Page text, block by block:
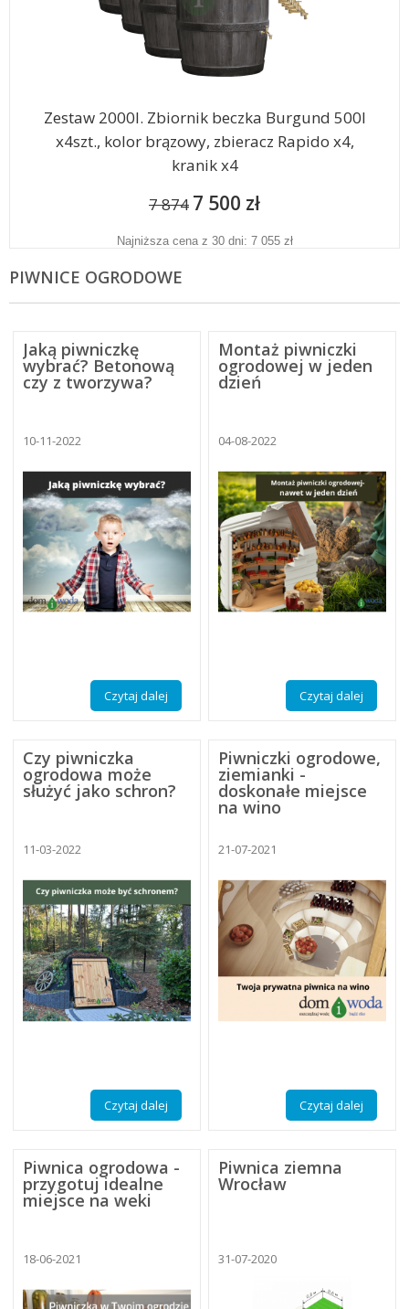
Zestaw 2000l. Zbiornik beczka Burgund 500l
x4szt., kolor brązowy, zbieracz Rapido x4,
kranik x4
7 874 7 500 zł
Najniższa cena z 30 dni: 7 055 zł
PIWNICE OGRODOWE
Jaką piwniczkę
wybrać? Betonową
czy z tworzywa?
10-11-2022
Czytaj dalej
Montaż piwniczki
ogrodowej w jeden
dzień
04-08-2022
Czytaj dalej
Czy piwniczka
ogrodowa może
służyć jako schron?
11-03-2022
Czytaj dalej
Piwniczki ogrodowe,
ziemianki -
doskonałe miejsce
na wino
21-07-2021
Czytaj dalej
Piwnica ogrodowa -
przygotuj idealne
miejsce na weki
18-06-2021
Piwnica ziemna
Wrocław
31-07-2020